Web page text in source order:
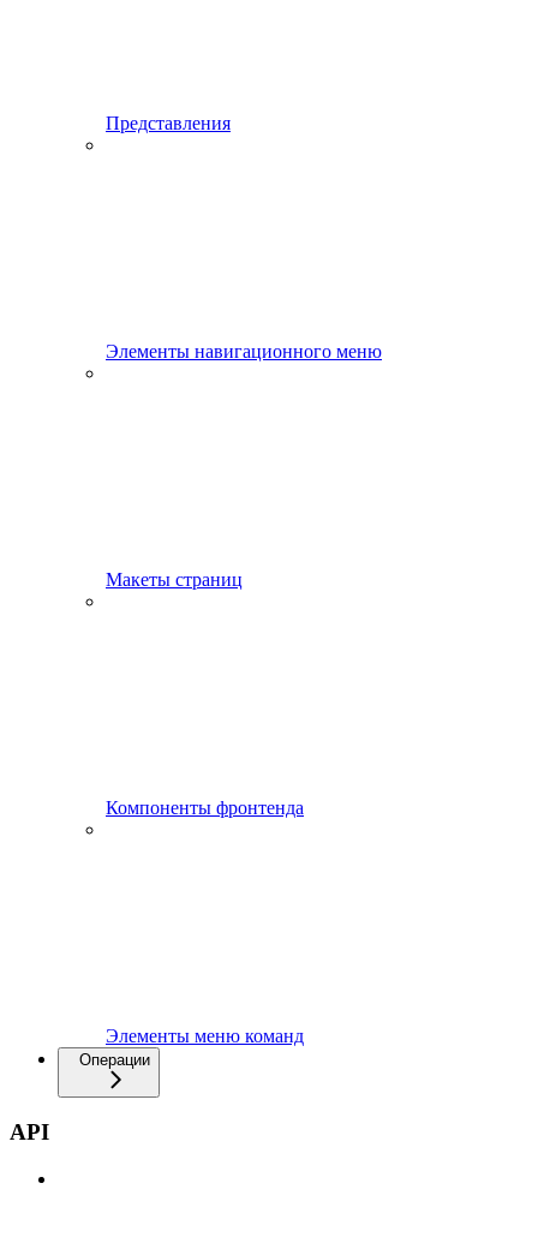
Представления
Элементы навигационного меню
Макеты страниц
Компоненты фронтенда
Элементы меню команд
Операции
API